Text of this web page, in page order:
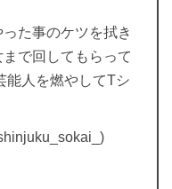
た事のケツを拭き
で回してもらって
能人を燃やしてTシ